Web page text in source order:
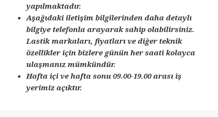
yapılmaktadır.
Aşağıdaki iletişim bilgilerinden daha detaylı
bilgiye telefonla arayarak sahip olabilirsiniz.
Lastik markaları, fiyatları ve diğer teknik
özellikler için bizlere günün her saati kolayca
ulaşmanız mümkündür.
Hafta içi ve hafta sonu 09.00-19.00 arası iş
yerimiz açıktır.